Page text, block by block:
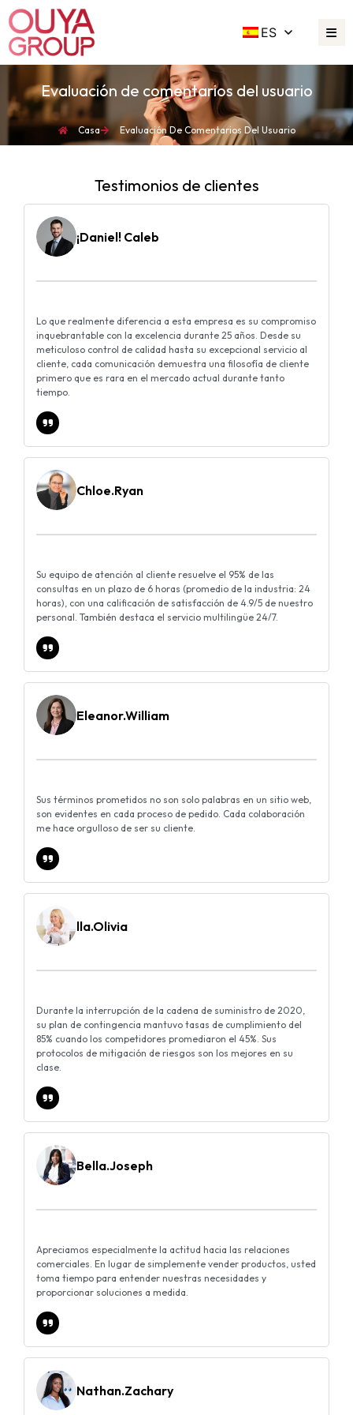
ES
Evaluación de comentarios del usuario
Casa Evaluación De Comentarios Del Usuario
Testimonios de clientes
¡Daniel! Caleb
Lo que realmente diferencia a esta empresa es su compromiso
inquebrantable con la excelencia durante 25 años. Desde su
meticuloso control de calidad hasta su excepcional servicio al
cliente, cada comunicación demuestra una filosofía de cliente
primero que es rara en el mercado actual durante tanto
tiempo.
Chloe.Ryan
Su equipo de atención al cliente resuelve el 95% de las
consultas en un plazo de 6 horas (promedio de la industria: 24
horas), con una calificación de satisfacción de 4.9/5 de nuestro
personal. También destaca el servicio multilingüe 24/7.
Eleanor.William
Sus términos prometidos no son solo palabras en un sitio web,
son evidentes en cada proceso de pedido. Cada colaboración
me hace orgulloso de ser su cliente.
lla.Olivia
Durante la interrupción de la cadena de suministro de 2020,
su plan de contingencia mantuvo tasas de cumplimiento del
85% cuando los competidores promediaron el 45%. Sus
protocolos de mitigación de riesgos son los mejores en su
clase.
Bella.Joseph
Apreciamos especialmente la actitud hacia las relaciones
comerciales. En lugar de simplemente vender productos, usted
toma tiempo para entender nuestras necesidades y
proporcionar soluciones a medida.
Nathan.Zachary